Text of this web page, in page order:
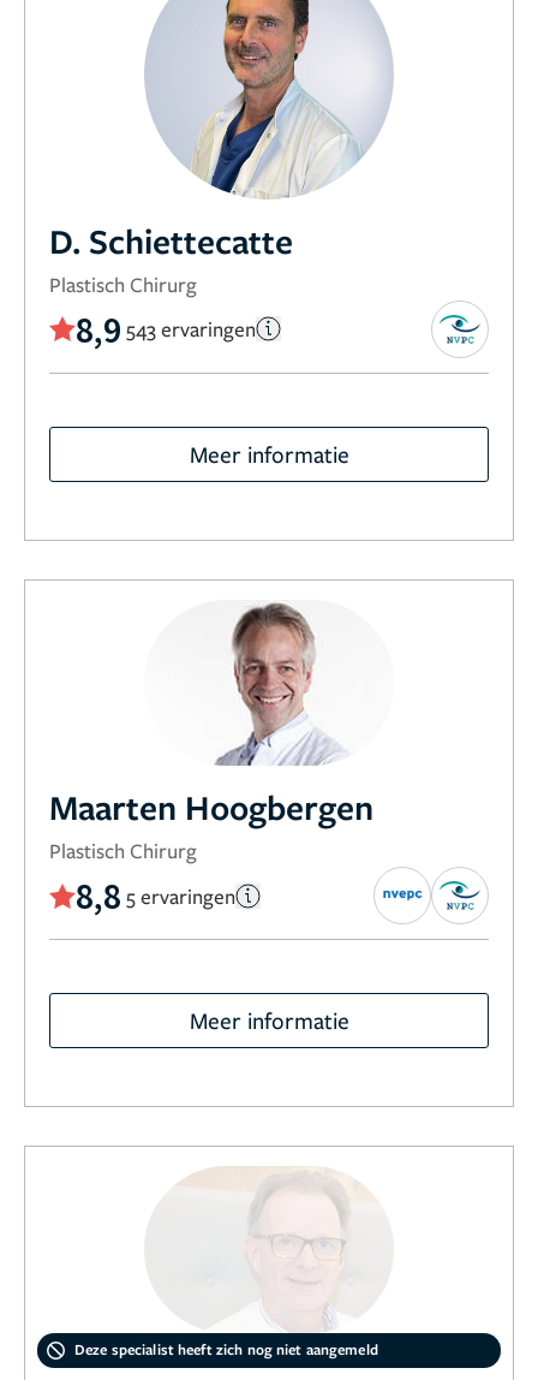
D. Schiettecatte
Plastisch Chirurg
8,9 543 ervaringen
Meer informatie
Maarten Hoogbergen
Plastisch Chirurg
8,8 5 ervaringen
Meer informatie
Deze specialist heeft zich nog niet aangemeld